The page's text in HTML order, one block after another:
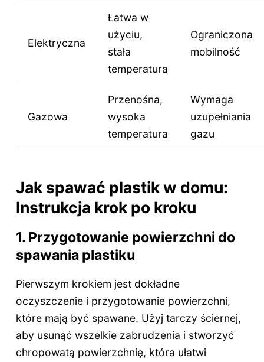
Elektryczna
Łatwa w
użyciu,
stała
temperatura
Ograniczona
mobilność
Gazowa
Przenośna,
wysoka
temperatura
Wymaga
uzupełniania
gazu
Jak spawać plastik w domu:
Instrukcja krok po kroku
1. Przygotowanie powierzchni do
spawania plastiku
Pierwszym krokiem jest dokładne
oczyszczenie i przygotowanie powierzchni,
które mają być spawane. Użyj tarczy ściernej,
aby usunąć wszelkie zabrudzenia i stworzyć
chropowatą powierzchnię, która ułatwi